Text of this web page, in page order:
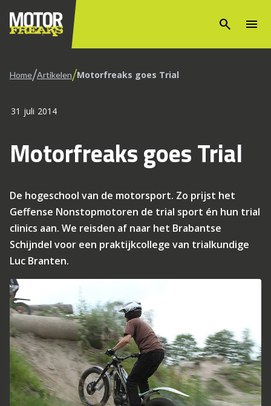
search menu
Home/Artikelen/Motorfreaks goes Trial
31 juli 2014
Motorfreaks goes Trial
De hogeschool van de motorsport. Zo prijst het
Geffense Nonstopmotoren de trial sport én hun trial
clinics aan. We reisden af naar het Brabantse
Schijndel voor een praktijkcollege van trialkundige
Luc Branten.